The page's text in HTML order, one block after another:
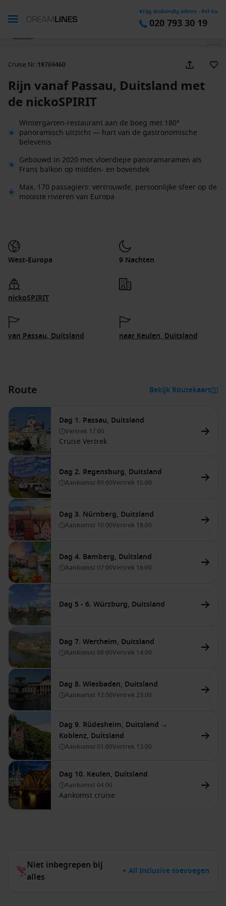
Krijg deskundig advies - Bel nu
020 793 30 19
Cruise Nr.:18769460
Rijn vanaf Passau, Duitsland met
de nickoSPIRIT
Wintergarten-restaurant aan de boeg met 180°
panoramisch uitzicht — hart van de gastronomische
belevenis
Gebouwd in 2020 met vloerdiepe panoramaramen als
Frans balkon op midden- en bovendek
Max. 170 passagiers: vertrouwde, persoonlijke sfeer op de
mooiste rivieren van Europa
West-Europa 9 Nachten
nickoSPIRIT
van Passau, Duitsland naar Keulen, Duitsland
Route Bekijk Routekaart
Dag 1. Passau, Duitsland
Vertrek 17:00
Cruise Vertrek
Dag 2. Regensburg, Duitsland
Aankomst 09:00Vertrek 15:00
Dag 3. Nürnberg, Duitsland
Aankomst 10:00Vertrek 18:00
Dag 4. Bamberg, Duitsland
Aankomst 07:00Vertrek 16:00
Dag 5 - 6. Würzburg, Duitsland
Dag 7. Wertheim, Duitsland
Aankomst 08:00Vertrek 14:00
Dag 8. Wiesbaden, Duitsland
Aankomst 12:00Vertrek 23:00
Dag 9. Rüdesheim, Duitsland →
Koblenz, Duitsland
Aankomst 01:00Vertrek 13:00
Dag 10. Keulen, Duitsland
Aankomst 04:00
Aankomst cruise
Niet inbegrepen bij
alles
+ All Inclusive toevoegen